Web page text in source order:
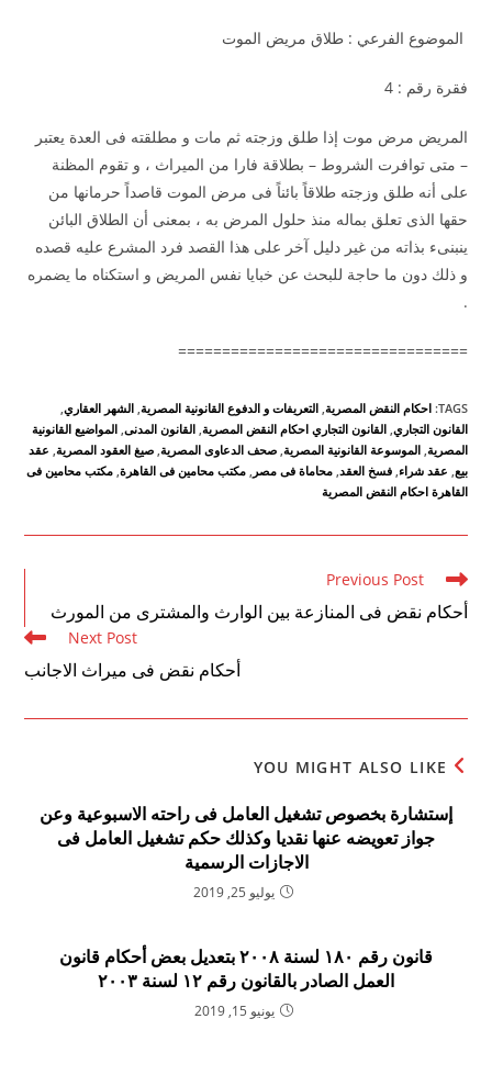
الموضوع الفرعي : طلاق مريض الموت
فقرة رقم : 4
المريض مرض موت إذا طلق وزجته ثم مات و مطلقته فى العدة يعتبر
– متى توافرت الشروط – بطلاقة فارا من الميراث ، و تقوم المظنة
على أنه طلق وزجته طلاقاً بائناً فى مرض الموت قاصداً حرمانها من
حقها الذى تعلق بماله منذ حلول المرض به ، بمعنى أن الطلاق البائن
ينبنىء بذاته من غير دليل آخر على هذا القصد فرد المشرع عليه قصده
و ذلك دون ما حاجة للبحث عن خبايا نفس المريض و استكناه ما يضمره
.
=================================
TAGS
:احكام النقض المصرية, التعريفات و الدفوع القانونية المصرية, الشهر العقاري,
القانون التجاري, القانون التجاري احكام النقض المصرية, القانون المدنى, المواضيع القانونية
المصرية, الموسوعة القانونية المصرية, صحف الدعاوى المصرية, صيغ العقود المصرية, عقد
بيع, عقد شراء, فسخ العقد, محاماة فى مصر , مكتب محامين فى القاهرة, مكتب محامين فى
القاهرة احكام النقض المصرية
Read
more
articles
Previous Post
أحكام نقض فى المنازعة بين الوارث والمشترى من المورث
Next Post
أحكام نقض فى ميراث الاجانب
YOU MIGHT ALSO LIKE
إستشارة بخصوص تشغيل العامل فى راحته الاسبوعية وعن
جواز تعويضه عنها نقديا وكذلك حكم تشغيل العامل فى
الاجازات الرسمية
يوليو 25, 2019
قانون رقم ۱۸۰ لسنة ۲۰۰۸ بتعديل بعض أحكام قانون
العمل الصادر بالقانون رقم ۱۲ لسنة ۲۰۰۳
يونيو 15, 2019